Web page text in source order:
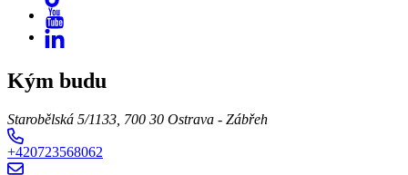
Kým budu
Starobělská 5/1133, 700 30 Ostrava - Zábřeh
+420723568062